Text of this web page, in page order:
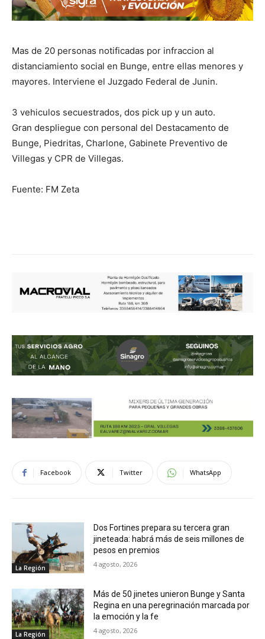
Mas de 20 personas notificadas por infraccion al
distanciamiento social en Bunge, entre ellas menores y
mayores. Interviene el Juzgado Federal de Junin.
3 vehiculos secuestrados, dos pick up y un auto.
Gran despliegue con personal del Destacamento de
Bunge, Piedritas, Charlone, Gabinete Preventivo de
Villegas y CPR de Villegas.
Fuente: FM Zeta
Facebook Twitter WhatsApp
La Región
Dos Fortines prepara su tercera gran
jineteada: habrá más de seis millones de
pesos en premios
4 agosto, 2026
La Región
Más de 50 jinetes unieron Bunge y Santa
Regina en una peregrinación marcada por
la emoción y la fe
4 agosto, 2026